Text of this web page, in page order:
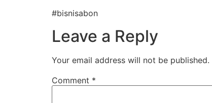
#bisnisabon
Leave a Reply
Your email address will not be published.
Comment *